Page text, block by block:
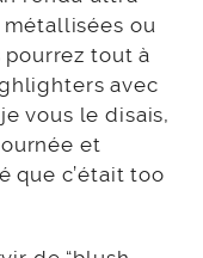
que c’était too
de “blush
à un blush
de
C’est
au
C’est peut-